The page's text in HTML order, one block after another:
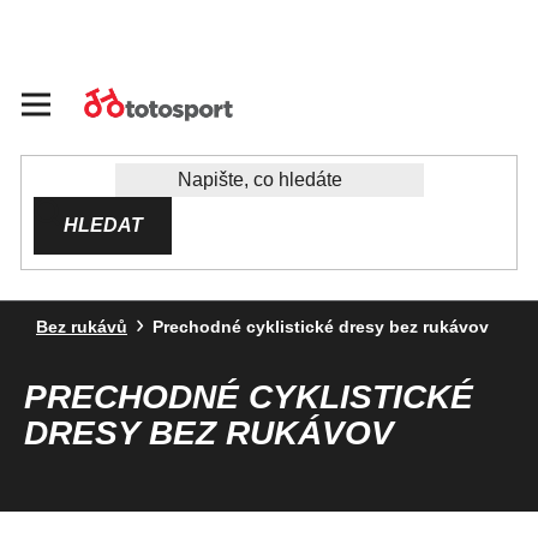
HLEDAT
Bez rukávů Prechodné cyklistické dresy bez rukávov
PRECHODNÉ CYKLISTICKÉ
DRESY BEZ RUKÁVOV